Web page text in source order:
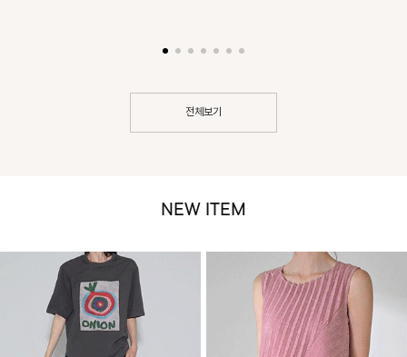
전체보기
NEW ITEM